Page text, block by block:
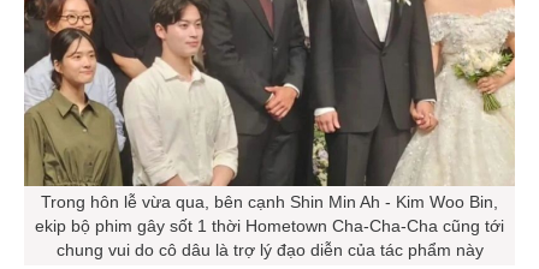
Trong hôn lễ vừa qua, bên cạnh Shin Min Ah - Kim Woo Bin,
ekip bộ phim gây sốt 1 thời Hometown Cha-Cha-Cha cũng tới
chung vui do cô dâu là trợ lý đạo diễn của tác phẩm này